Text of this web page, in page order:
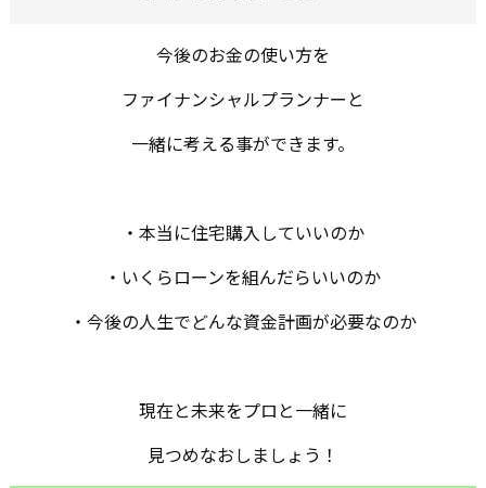
今後のお金の使い方を
ファイナンシャルプランナーと
一緒に考える事ができます。
・本当に住宅購入していいのか
・いくらローンを組んだらいいのか
・今後の人生でどんな資金計画が必要なのか
現在と未来をプロと一緒に
見つめなおしましょう！